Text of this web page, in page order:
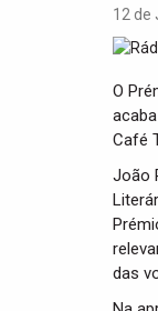
12 de
O
Café
João
das